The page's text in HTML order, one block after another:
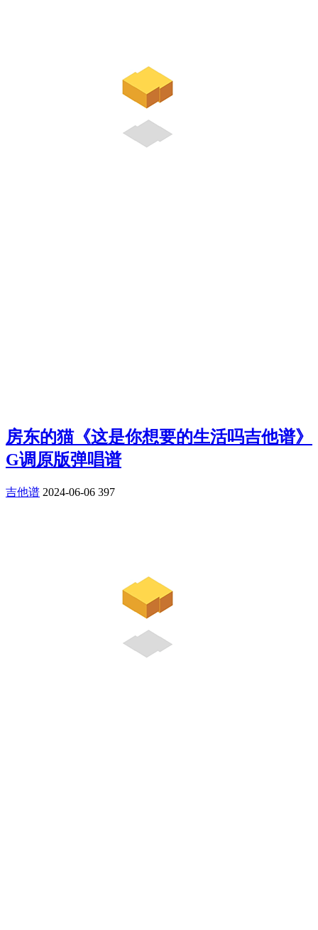
房东的猫《这是你想要的生活吗吉他谱》
G调原版弹唱谱
吉他谱 2024-06-06 397